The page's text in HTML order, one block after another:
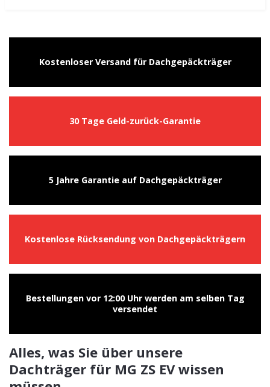
Kostenloser Versand für Dachgepäckträger
30 Tage Geld-zurück-Garantie
5 Jahre Garantie auf Dachgepäckträger
Kostenlose Rücksendung von Dachgepäckträgern
Bestellungen vor 12:00 Uhr werden am selben Tag
versendet
Alles, was Sie über unsere
Dachträger für MG ZS EV wissen